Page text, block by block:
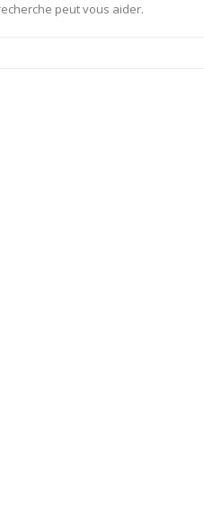
peut vous aider.